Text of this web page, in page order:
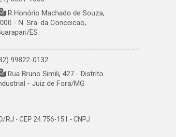
R Honório Machado de Souza,
- N. Sra. da Conceicao,
ES
99822-0132
Rua Bruno Simili, 427 - Distrito
- Juiz de Fora/MG
RJ - CEP 24.756-151 - CNPJ